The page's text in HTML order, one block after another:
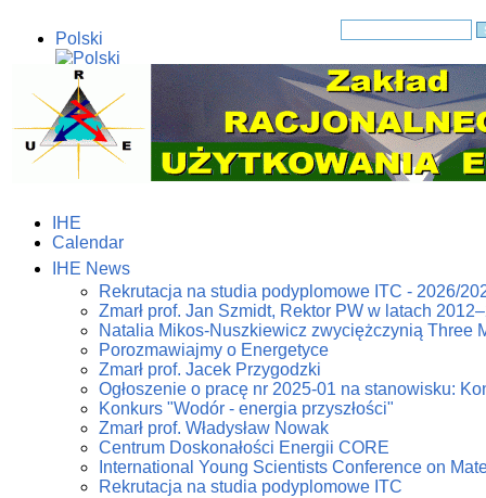
Polski
English
IHE
Calendar
IHE News
Rekrutacja na studia podyplomowe ITC - 2026/
Zmarł prof. Jan Szmidt, Rektor PW w latach
Natalia Mikos-Nuszkiewicz zwyciężczynią Three
Porozmawiajmy o Energetyce
Zmarł prof. Jacek Przygodzki
Ogłoszenie o pracę nr 2025-01 na stanowisku:
Konkurs "Wodór - energia przyszłości"
Zmarł prof. Władysław Nowak
Centrum Doskonałości Energii CORE
International Young Scientists Conference on
Rekrutacja na studia podyplomowe ITC